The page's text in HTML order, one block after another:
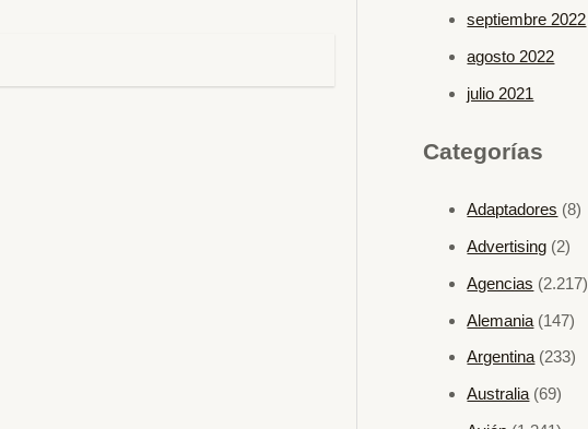
septiembre 2022
agosto 2022
julio 2021
Categorías
Adaptadores (8)
Advertising (2)
Agencias (2.217)
Alemania (147)
Argentina(233)
Australia (69)